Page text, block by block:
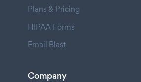
Plans & Pricing
HIPAA Forms
Email Blast
Company